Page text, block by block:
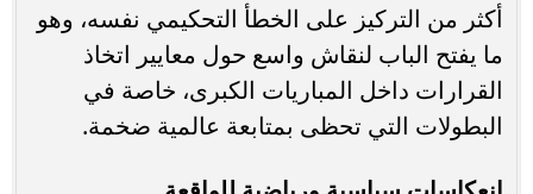
أكثر من التركيز على الخطأ التحكيمي نفسه، وهو
ما يفتح الباب لنقاش واسع حول معايير اتخاذ
القرارات داخل المباريات الكبرى، خاصة في
البطولات التي تحظى بمتابعة عالمية ضخمة.